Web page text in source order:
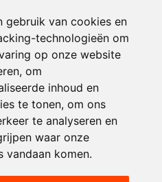
gebruik van cookies en
technologieën om
op onze website
om
inhoud en
te tonen, om ons
te analyseren en
waar onze
vandaan komen.
dans